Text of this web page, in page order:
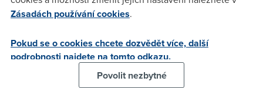
FAQ - často kladené otázky
Slovník
O společnosti
Kontakt
Zásadách používání cookies.
Pokud se o cookies chcete dozvědět více, další
podrobnosti najdete na tomto odkazu.
Povolit nezbytné